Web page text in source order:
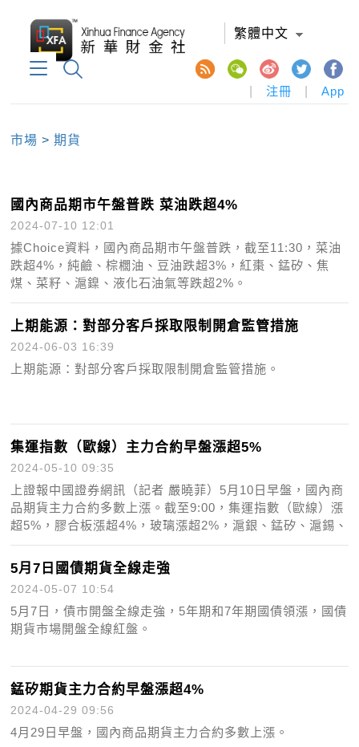
繁體中文
注冊 App
市場 >期貨
國內商品期市午盤普跌 菜油跌超4%
2024-07-10 12:01
據Choice資料，國內商品期市午盤普跌，截至11:30，菜油
跌超4%，純鹼、棕櫚油、豆油跌超3%，紅棗、錳矽、焦
煤、菜籽、滬鎳、液化石油氣等跌超2%。
上期能源：對部分客戶採取限制開倉監管措施
2024-06-03 16:39
上期能源：對部分客戶採取限制開倉監管措施。
集運指數（歐線）主力合約早盤漲超5%
2024-05-10 09:35
上證報中國證券網訊（記者 嚴曉菲）5月10日早盤，國內商
品期貨主力合約多數上漲。截至9:00，集運指數（歐線）漲
超5%，膠合板漲超4%，玻璃漲超2%，滬銀、錳矽、滬錫、
原油等漲超1%，生豬、
5月7日國債期貨全線走強
2024-05-07 10:54
5月7日，債市開盤全線走強，5年期和7年期國債領漲，國債
期貨市場開盤全線紅盤。
錳矽期貨主力合約早盤漲超4%
2024-04-29 09:56
4月29日早盤，國內商品期貨主力合約多數上漲。